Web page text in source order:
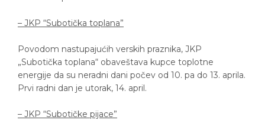
– JKP “Subotička toplana”
Povodom nastupajućih verskih praznika, JKP
„Subotička toplana“ obaveštava kupce toplotne
energije da su neradni dani počev od 10. pa do 13. aprila.
Prvi radni dan je utorak, 14. april.
– JKP “Subotičke pijace”